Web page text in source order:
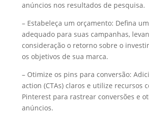
anúncios nos resultados de pesquisa.
– Estabeleça um orçamento: Defina
adequado para suas campanhas,
consideração o retorno sobre o
os objetivos de sua marca.
– Otimize os pins para conversão:
action (CTAs) claros e utilize recursos
Pinterest para rastrear conversões e
anúncios.